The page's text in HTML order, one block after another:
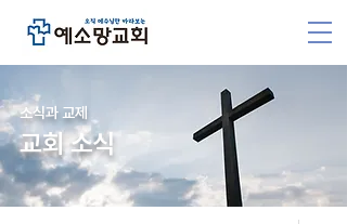
소식과 교제
교회 소식